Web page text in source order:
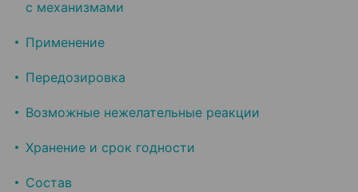
с механизмами
Применение
Передозировка
Возможные нежелательные реакции
Хранение и срок годности
Состав